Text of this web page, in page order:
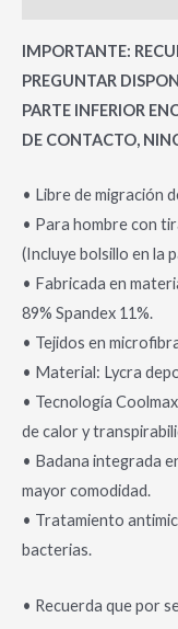
IMPORTANTE:
PREGUNTAR
PARTE INFERIOR
DE CONTACTO,
• Libre de migración
• Para hombre con
(Incluye bolsillo en la
• Fabricada en
89% Spandex 11%.
• Tejidos en
• Material: Lycra
• Tecnología
de calor y
• Badana integrada
mayor comodidad.
• Tratamiento
bacterias.
• Recuerda que por